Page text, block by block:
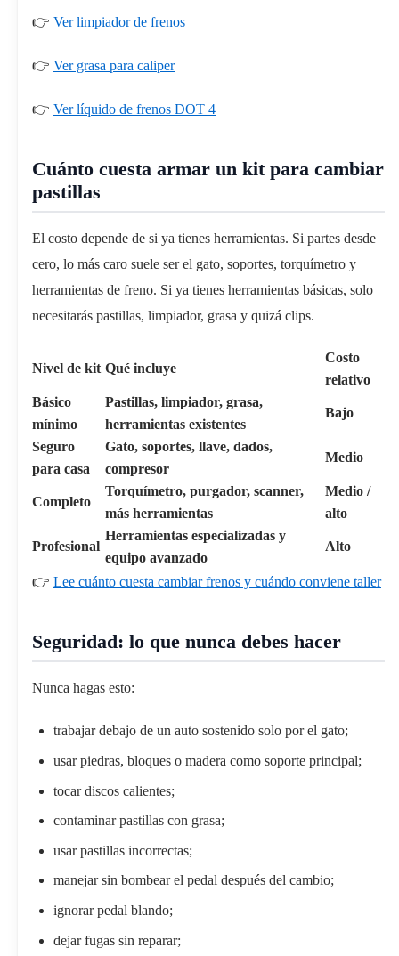
👉 Ver limpiador de frenos
👉 Ver grasa para caliper
👉 Ver líquido de frenos DOT 4
Cuánto cuesta armar un kit para cambiar
pastillas
El costo depende de si ya tienes herramientas. Si partes desde
cero, lo más caro suele ser el gato, soportes, torquímetro y
herramientas de freno. Si ya tienes herramientas básicas, solo
necesitarás pastillas, limpiador, grasa y quizá clips.
Nivel de kit Qué incluye
Costo
relativo
Básico
mínimo
Pastillas, limpiador, grasa,
herramientas existentes
Bajo
Seguro
para casa
Gato, soportes, llave, dados,
compresor
Medio
Completo
Torquímetro, purgador, scanner,
más herramientas
Medio /
alto
Profesional
Herramientas especializadas y
equipo avanzado
Alto
👉 Lee cuánto cuesta cambiar frenos y cuándo conviene taller
Seguridad: lo que nunca debes hacer
Nunca hagas esto:
trabajar debajo de un auto sostenido solo por el gato;
usar piedras, bloques o madera como soporte principal;
tocar discos calientes;
contaminar pastillas con grasa;
usar pastillas incorrectas;
manejar sin bombear el pedal después del cambio;
ignorar pedal blando;
dejar fugas sin reparar;